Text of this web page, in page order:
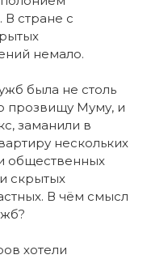
стране с
немало.
была не столь
прозвищу Муму, и
заманили в
нескольких
общественных
скрытых
В чём смысл
хотели